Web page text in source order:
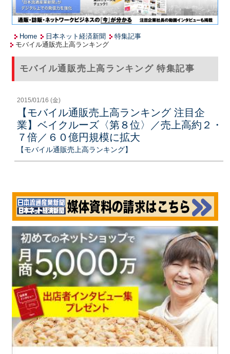
Home 日本ネット経済新聞
特集記事
モバイル通販売上高ランキング
モバイル通販売上高ランキング 特集記事
2015/01/16 (金)
【モバイル通販売上高ランキング 注目企
業】ベイクルーズ〈第８位〉／売上高約２・
７倍／６０億円規模に拡大
【モバイル通販売上高ランキング】